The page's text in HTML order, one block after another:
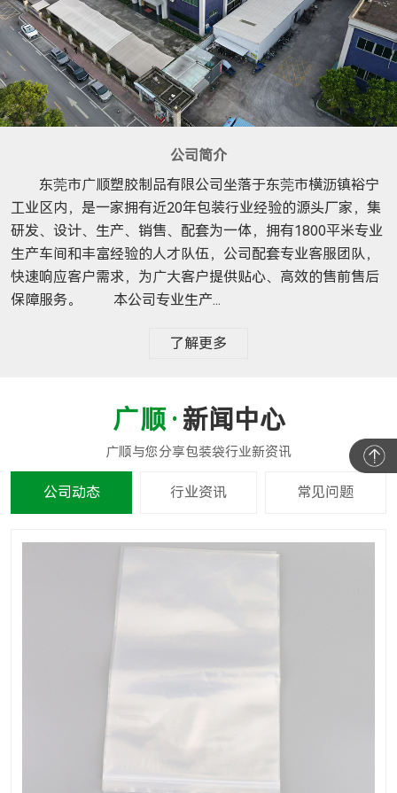
公司简介
东莞市广顺塑胶制品有限公司坐落于东莞市横沥镇裕宁
工业区内，是一家拥有近20年包装行业经验的源头厂家，集
研发、设计、生产、销售、配套为一体，拥有1800平米专业
生产车间和丰富经验的人才队伍，公司配套专业客服团队，
快速响应客户需求，为广大客户提供贴心、高效的售前售后
保障服务。 本公司专业生产...
了解更多
新闻中心
公司动态 行业资讯 常见问题